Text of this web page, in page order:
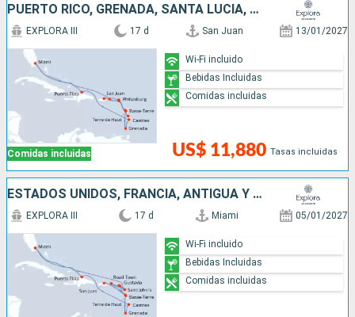
PUERTO RICO, GRENADA, SANTA LUCIA, REPÚBLICA DOMINICANA, ESTADOS UNIDOS, , SAN MARTÍN
Comidas incluidas
EXPLORA III 17 d San Juan 13/01/2027
US$ 11,880 Tasas incluidas
Wi-Fi incluido
Bebidas Incluidas
Comidas incluidas
ESTADOS UNIDOS, FRANCIA, ANTIGUA Y BARBUDA, PUERTO RICO, SAN MARTÍN, GRENADA, SANTA LUCIA, REPÚBLICA DOMINICANA
EXPLORA III 17 d Miami 05/01/2027
Wi-Fi incluido
Bebidas Incluidas
Comidas incluidas